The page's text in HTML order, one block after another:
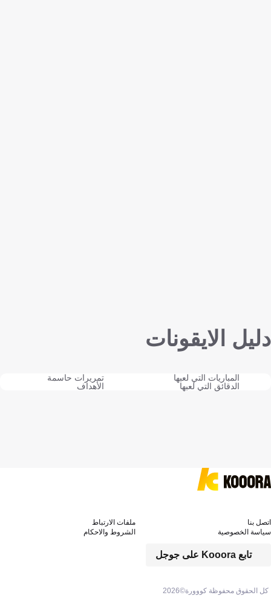
دليل الايقونات
المباريات التي لعبها
تمريرات حاسمة
الدقائق التي لعبها
الأهداف
كل الحقوق محفوظة كووورة©2026
تابع Kooora على جوجل
اتصل بنا
ملفات الارتباط
سياسة الخصوصية
الشروط والاحكام